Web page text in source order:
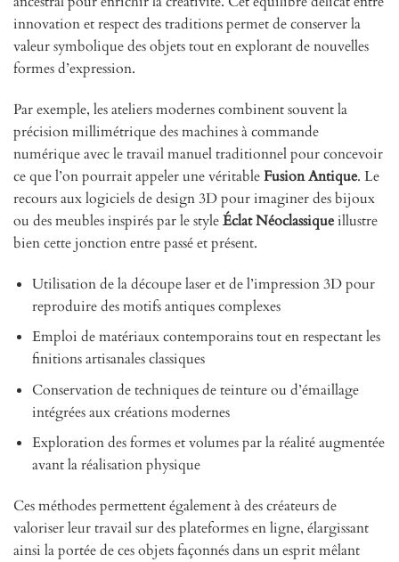
innovation et respect des traditions permet de conserver la
valeur symbolique des objets tout en explorant de nouvelles
formes d’expression.
Par exemple, les ateliers modernes combinent souvent la
précision millimétrique des machines à commande
numérique avec le travail manuel traditionnel pour concevoir
ce que l’on pourrait appeler une véritableFusion Antique. Le
recours aux logiciels de design 3D pour imaginer des bijoux
ou des meubles inspirés par le styleÉclat Néoclassiqueillustre
bien cette jonction entre passé et présent.
Utilisation de la découpe laser et de l’impression 3D pour
reproduire des motifs antiques complexes
Emploi de matériaux contemporains tout en respectant les
finitions artisanales classiques
Conservation de techniques de teinture ou d’émaillage
intégrées aux créations modernes
Exploration des formes et volumes par la réalité augmentée
avant la réalisation physique
Ces méthodes permettent également à des créateurs de
valoriser leur travail sur des plateformes en ligne, élargissant
ainsi la portée de ces objets façonnés dans un esprit mêlant